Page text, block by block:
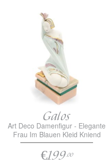
Galos
Art Deco Damenfigur - Elegante
Frau Im Blauen Kleid Kniend
€199.00